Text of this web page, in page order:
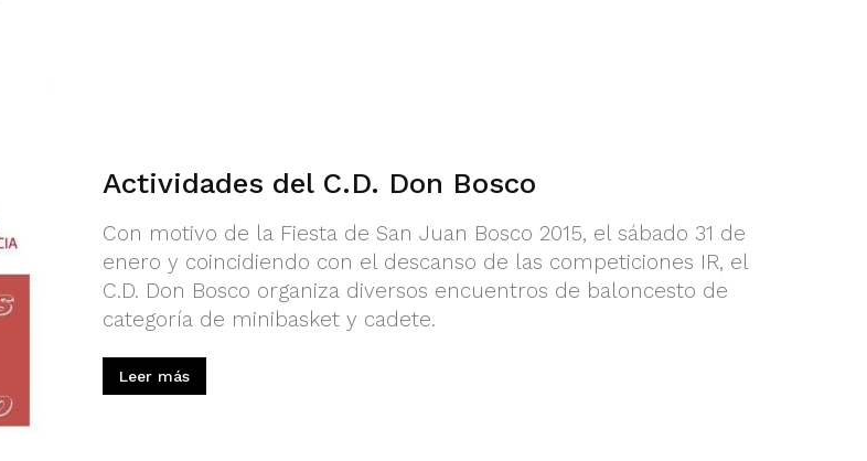
Actividades del C.D. Don Bosco
Con motivo de la Fiesta de San Juan Bosco 2015, el sábado 31 de
enero y coincidiendo con el descanso de las competiciones IR, el
C.D. Don Bosco organiza diversos encuentros de baloncesto de
categoría de minibasket y cadete.
Leer más